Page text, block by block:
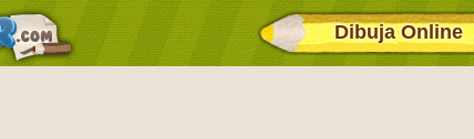
Dibuja Online